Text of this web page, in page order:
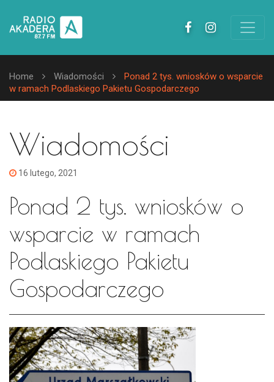
Home Wiadomości
Ponad 2 tys. wniosków o wsparcie
w ramach Podlaskiego Pakietu Gospodarczego
Wiadomości
16 lutego, 2021
Ponad 2 tys. wniosków o
wsparcie w ramach
Podlaskiego Pakietu
Gospodarczego